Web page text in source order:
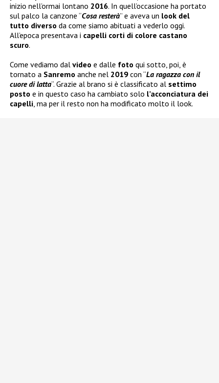
inizio nell’ormai lontano 2016. In quell’occasione ha portato
sul palco la canzone “Cosa resterà” e aveva un look del
tutto diverso da come siamo abituati a vederlo oggi.
All’epoca presentava i capelli corti di colore castano
scuro.
Come vediamo dal video e dalle foto qui sotto, poi, è
tornato a Sanremo anche nel 2019 con “La ragazza con il
cuore di latta“. Grazie al brano si è classificato al settimo
posto e in questo caso ha cambiato solo l’acconciatura dei
capelli, ma per il resto non ha modificato molto il look.